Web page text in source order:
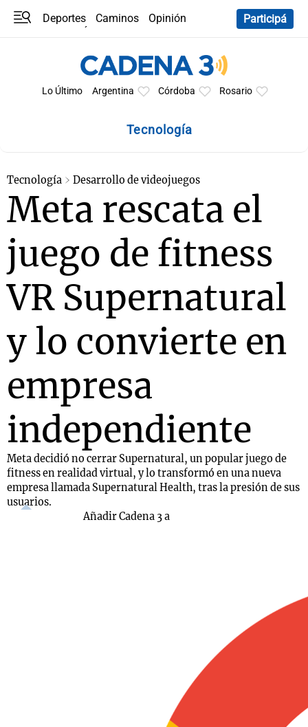
Deportes Caminos
Opinión
Participá
Lo Último Argentina Córdoba Rosario
Tecnología
Tecnología Desarrollo de videojuegos
Meta rescata el
juego de fitness
VR Supernatural
y lo convierte en
empresa
independiente
Meta decidió no cerrar Supernatural, un popular juego de
fitness en realidad virtual, y lo transformó en una nueva
empresa llamada Supernatural Health, tras la presión de sus
usuarios.
Añadir Cadena 3 a